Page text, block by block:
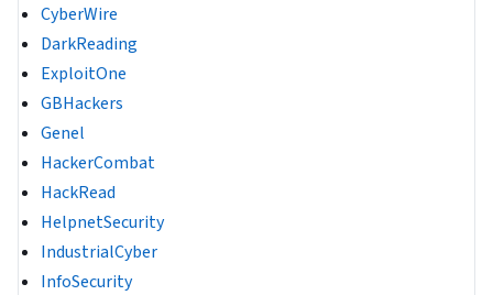
CyberWire
DarkReading
ExploitOne
GBHackers
Genel
HackerCombat
HackRead
HelpnetSecurity
IndustrialCyber
InfoSecurity